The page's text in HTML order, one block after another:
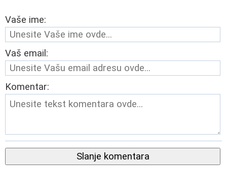
Vaše ime:
Vaš email:
Komentar:
Slanje komentara